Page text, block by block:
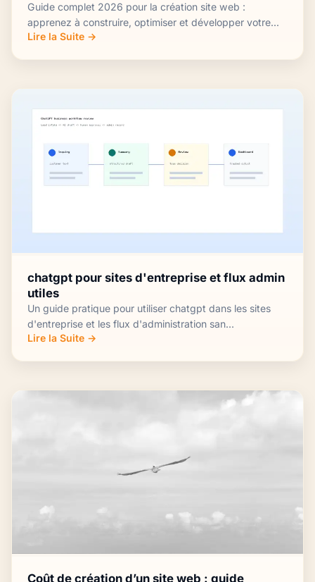
Guide complet 2026 pour la création site web :
apprenez à construire, optimiser et développer votre...
Lire la Suite →
chatgpt pour sites d'entreprise et flux admin
utiles
Un guide pratique pour utiliser chatgpt dans les sites
d'entreprise et les flux d'administration san...
Lire la Suite →
Coût de création d’un site web : guide